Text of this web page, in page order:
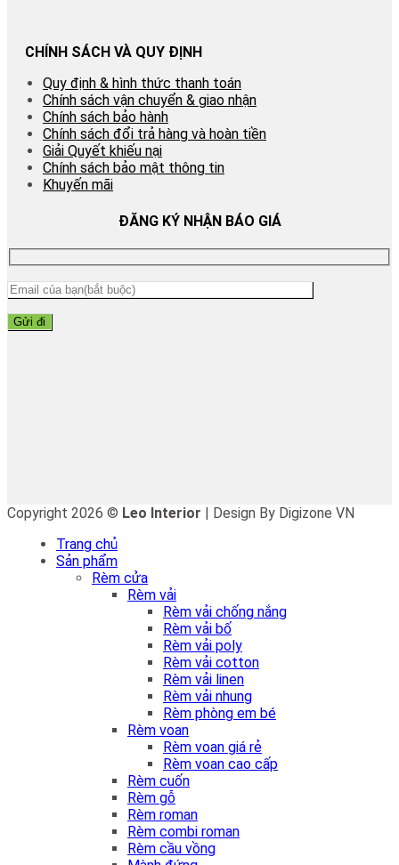
CHÍNH SÁCH VÀ QUY ĐỊNH
Quy định & hình thức thanh toán
Chính sách vận chuyển & giao nhận
Chính sách bảo hành
Chính sách đổi trả hàng và hoàn tiền
Giải Quyết khiếu nại
Chính sách bảo mật thông tin
Khuyến mãi
ĐĂNG KÝ NHẬN BÁO GIÁ
Copyright 2026 © Leo Interior | Design By Digizone VN
Trang chủ
Sản phẩm
Rèm cửa
Rèm vải
Rèm vải chống nắng
Rèm vải bố
Rèm vải poly
Rèm vải cotton
Rèm vải linen
Rèm vải nhung
Rèm phòng em bé
Rèm voan
Rèm voan giá rẻ
Rèm voan cao cấp
Rèm cuốn
Rèm gỗ
Rèm roman
Rèm combi roman
Rèm cầu vồng